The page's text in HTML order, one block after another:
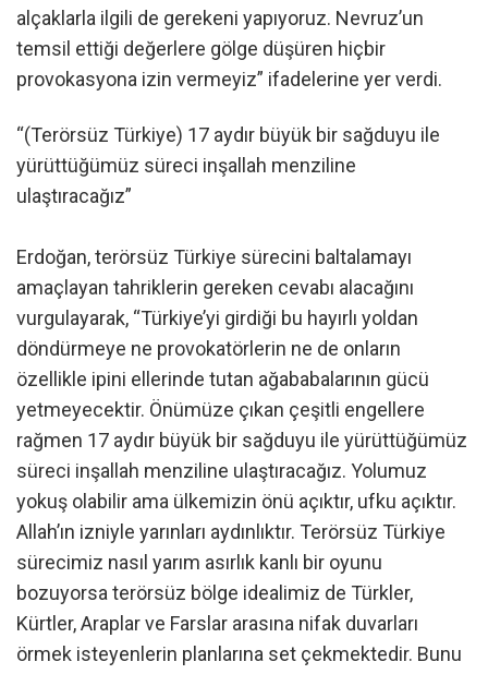
alçaklarla ilgili de gerekeni yapıyoruz. Nevruz’un
temsil ettiği değerlere gölge düşüren hiçbir
provokasyona izin vermeyiz” ifadelerine yer verdi.
“(Terörsüz Türkiye) 17 aydır büyük bir sağduyu ile
yürüttüğümüz süreci inşallah menziline
ulaştıracağız”
Erdoğan, terörsüz Türkiye sürecini baltalamayı
amaçlayan tahriklerin gereken cevabı alacağını
vurgulayarak, “Türkiye’yi girdiği bu hayırlı yoldan
döndürmeye ne provokatörlerin ne de onların
özellikle ipini ellerinde tutan ağababalarının gücü
yetmeyecektir. Önümüze çıkan çeşitli engellere
rağmen 17 aydır büyük bir sağduyu ile yürüttüğümüz
süreci inşallah menziline ulaştıracağız. Yolumuz
yokuş olabilir ama ülkemizin önü açıktır, ufku açıktır.
Allah’ın izniyle yarınları aydınlıktır. Terörsüz Türkiye
sürecimiz nasıl yarım asırlık kanlı bir oyunu
bozuyorsa terörsüz bölge idealimiz de Türkler,
Kürtler, Araplar ve Farslar arasına nifak duvarları
örmek isteyenlerin planlarına set çekmektedir. Bunu